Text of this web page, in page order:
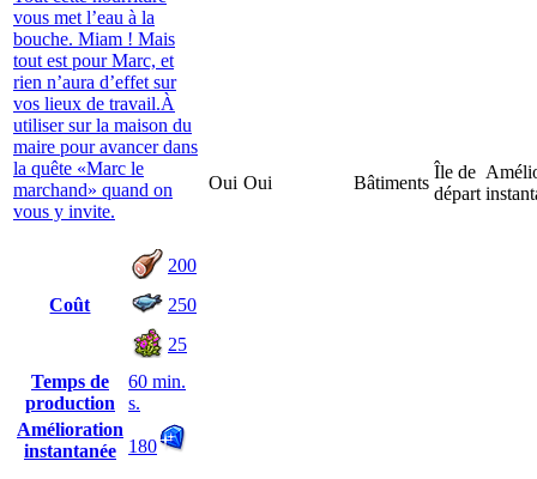
vous met l’eau à la
bouche. Miam ! Mais
tout est pour Marc, et
rien n’aura d’effet sur
vos lieux de travail.À
utiliser sur la maison du
maire pour avancer dans
la quête «Marc le
marchand» quand on
vous y invite.
Coût
200
250
25
Temps de
production
60 min.
s.
Amélioration
instantanée
180
Oui Oui Bâtiments
Île de
départ